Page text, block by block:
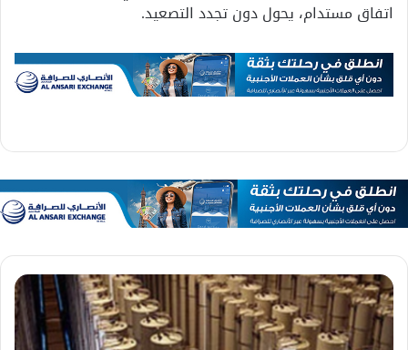
اتفاق مستدام، يحول دون تجدد التصعيد.